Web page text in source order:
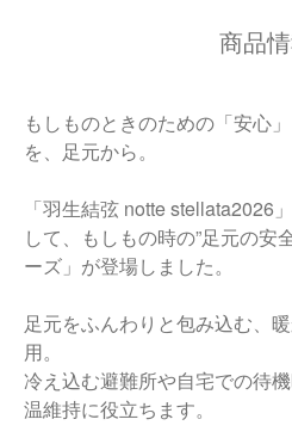
商品
もしものときのための「安心
を、足元から。
「羽生結弦 notte stellata2026
して、もしもの時の”足元の安
ーズ」が登場しました。
足元をふんわりと包み込む、
用。
冷え込む避難所や自宅での待
温維持に役立ちます。